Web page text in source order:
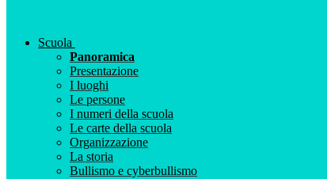
Scuola
Panoramica
Presentazione
I luoghi
Le persone
I numeri della scuola
Le carte della scuola
Organizzazione
La storia
Bullismo e cyberbullismo